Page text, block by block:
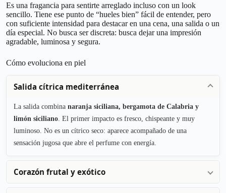
Es una fragancia para sentirte arreglado incluso con un look
sencillo. Tiene ese punto de “hueles bien” fácil de entender, pero
con suficiente intensidad para destacar en una cena, una salida o un
día especial. No busca ser discreta: busca dejar una impresión
agradable, luminosa y segura.
Cómo evoluciona en piel
Salida cítrica mediterránea
La salida combina naranja siciliana, bergamota de Calabria y
limón siciliano . El primer impacto es fresco, chispeante y muy
luminoso. No es un cítrico seco: aparece acompañado de una
sensación jugosa que abre el perfume con energía.
Corazón frutal y exótico